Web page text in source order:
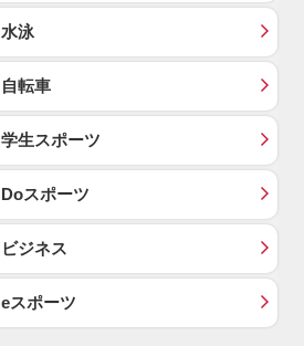
水泳
自転車
学生スポーツ
Doスポーツ
ビジネス
eスポーツ